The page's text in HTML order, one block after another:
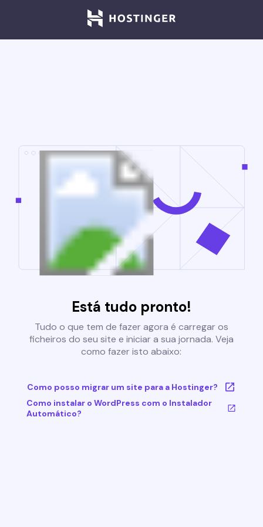
Está tudo pronto!
Tudo o que tem de fazer agora é carregar os
ficheiros do seu site e iniciar a sua jornada. Veja
como fazer isto abaixo:
Como posso migrar um site para a Hostinger?
Como instalar o WordPress com o Instalador
Automático?